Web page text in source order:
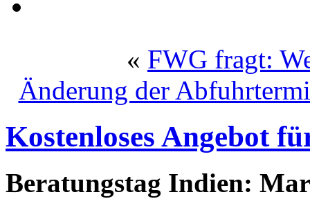
« FWG fragt:
Änderung der
Kostenloses Angebot
Beratungstag Indien: